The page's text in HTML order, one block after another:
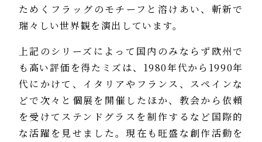
ためくフラッグのモチーフと溶けあい、斬新で
瑞々しい世界観を演出しています。
上記のシリーズによって国内のみならず欧州で
も高い評価を得たミズは、1980年代から1990年
代にかけて、イタリアやフランス、スペインな
どで次々と個展を開催したほか、教会から依頼
を受けてステンドグラスを制作するなど国際的
な活躍を見せました。現在も旺盛な創作活動を